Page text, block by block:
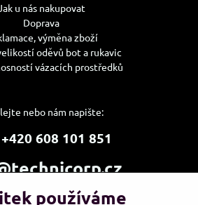
u nás nakupovat
Doprava
výměna zboží
oděvů bot a rukavic
vázacích prostředků
nebo nám napište:
101 851
a výdejní místo:
používáme